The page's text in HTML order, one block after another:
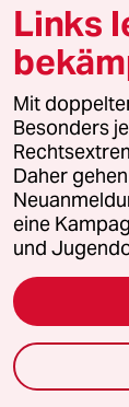
R
Links
Mit
Besonders
Daher
eine
und